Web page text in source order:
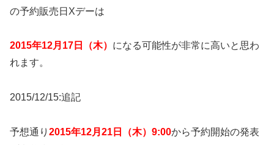
の予約販売日Xデーは
2015年12月17日（木） になる可能性が非常に高いと思わ
れます。
2015/12/15:追記
予想通り 2015年12月21日（木）9:00から予約開始の発表